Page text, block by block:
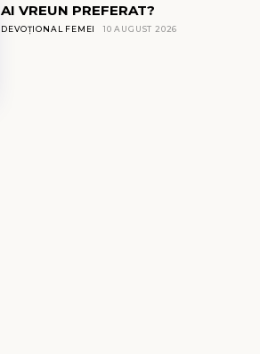
AI VREUN PREFERAT?
DEVOȚIONAL FEMEI 10 AUGUST 2026